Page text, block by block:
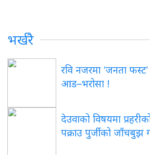
भर्खरै
रवि नजरमा ‘जनता
आड–भरोसा !
देउवाको विषयमा
पक्राउ पुर्जीको जाँचबुझ